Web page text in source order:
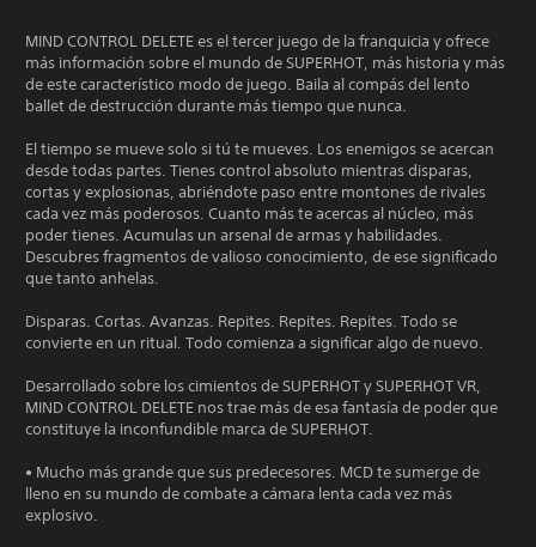
MIND CONTROL DELETE es el tercer juego de la franquicia y ofrece
más información sobre el mundo de SUPERHOT, más historia y más
de este característico modo de juego. Baila al compás del lento
ballet de destrucción durante más tiempo que nunca.
El tiempo se mueve solo si tú te mueves. Los enemigos se acercan
desde todas partes. Tienes control absoluto mientras disparas,
cortas y explosionas, abriéndote paso entre montones de rivales
cada vez más poderosos. Cuanto más te acercas al núcleo, más
poder tienes. Acumulas un arsenal de armas y habilidades.
Descubres fragmentos de valioso conocimiento, de ese significado
que tanto anhelas.
Disparas. Cortas. Avanzas. Repites. Repites. Repites. Todo se
convierte en un ritual. Todo comienza a significar algo de nuevo.
Desarrollado sobre los cimientos de SUPERHOT y SUPERHOT VR,
MIND CONTROL DELETE nos trae más de esa fantasía de poder que
constituye la inconfundible marca de SUPERHOT.
• Mucho más grande que sus predecesores. MCD te sumerge de
lleno en su mundo de combate a cámara lenta cada vez más
explosivo.